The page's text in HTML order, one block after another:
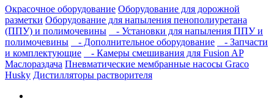
Окрасочное оборудование Оборудование для дорожной
разметки Оборудование для напыления пенополиуретана
(ППУ) и полимочевины
- Установки для напыления ППУ и
полимочевины
- Дополнительное оборудование
- Запчасти
и комплектующие
- Камеры смешивания для Fusion AP
Маслораздача Пневматические мембранные насосы Graco
Husky Дистилляторы растворителя